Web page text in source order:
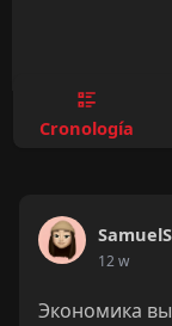
Cronología
12 w
Экономика